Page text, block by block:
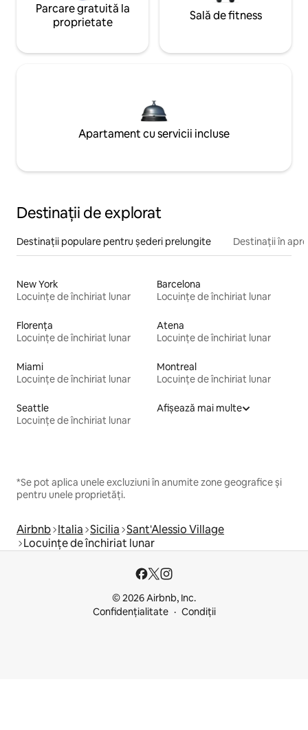
Parcare gratuită la
proprietate
Sală de fitness
Apartament cu servicii incluse
Destinații de explorat
Destinații populare pentru șederi prelungite Destinații în
New York
Locuințe de închiriat lunar
Barcelona
Locuințe de închiriat lunar
Florența
Locuințe de închiriat lunar
Atena
Locuințe de închiriat lunar
Miami
Locuințe de închiriat lunar
Montreal
Locuințe de închiriat lunar
Seattle
Locuințe de închiriat lunar
Afișează mai multe
*Se pot aplica unele excluziuni în anumite zone geografice și
pentru unele proprietăți.
Airbnb Italia Sicilia Sant'Alessio Village
Locuințe de închiriat lunar
© 2026 Airbnb, Inc.
Confidențialitate
Condiții